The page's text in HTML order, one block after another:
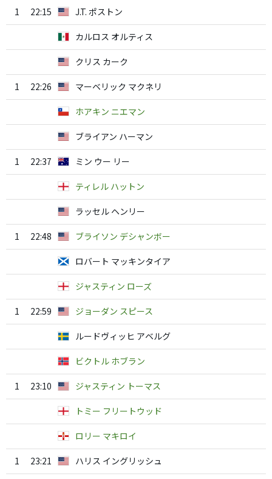
1 22:15 J.T. ポストン
カルロス オルティス
クリス カーク
1 22:26 マーベリック マクネリ
ホアキン ニエマン
ブライアン ハーマン
1 22:37 ミン ウー リー
ティレル ハットン
ラッセル ヘンリー
1 22:48 ブライソン デシャンボー
ロバート マッキンタイア
ジャスティン ローズ
1 22:59 ジョーダン スピース
ルードヴィッヒ アベルグ
ビクトル ホブラン
1 23:10 ジャスティン トーマス
トミー フリートウッド
ロリー マキロイ
1 23:21 ハリス イングリッシュ